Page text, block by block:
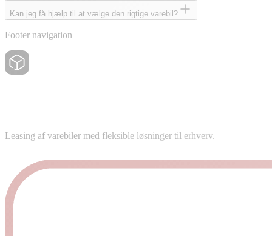
Kan jeg få hjælp til at vælge den rigtige varebil?
Footer navigation
Leasing af varebiler med fleksible løsninger til erhverv.